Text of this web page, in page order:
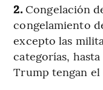
2.Congelación
congelamiento
excepto las
categorías,
Trump tengan